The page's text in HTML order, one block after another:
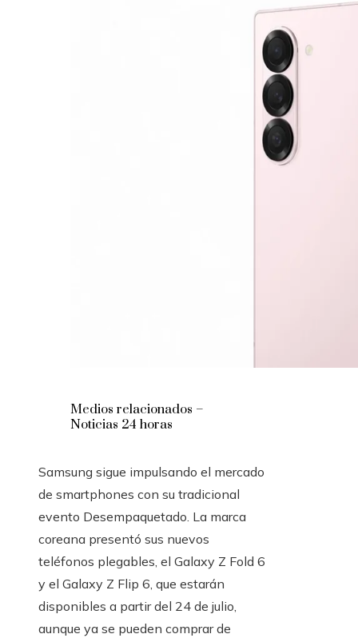
Medios relacionados –
Noticias 24 horas
Samsung sigue impulsando el mercado
de smartphones con su tradicional
evento Desempaquetado. La marca
coreana presentó sus nuevos
teléfonos plegables, el Galaxy Z Fold 6
y el Galaxy Z Flip 6, que estarán
disponibles a partir del 24 de julio,
aunque ya se pueden comprar de